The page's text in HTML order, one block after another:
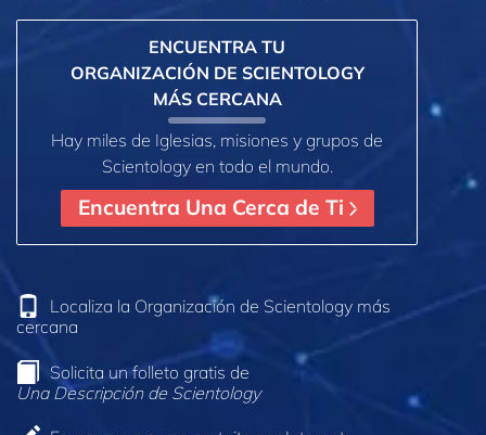
ENCUENTRA TU
ORGANIZACIÓN DE SCIENTOLOGY
MÁS CERCANA
Hay miles de Iglesias, misiones y grupos de
Scientology en todo el mundo.
Encuentra Una Cerca de Ti
Localiza la Organización de Scientology más
cercana
Solicita un folleto gratis de
Una Descripción de Scientology